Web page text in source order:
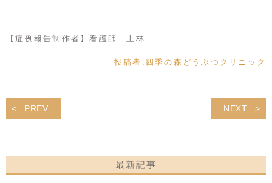
【症例報告制作者】看護師 上林
投稿者: 四季の森どうぶつクリニック
PREV NEXT
最新記事